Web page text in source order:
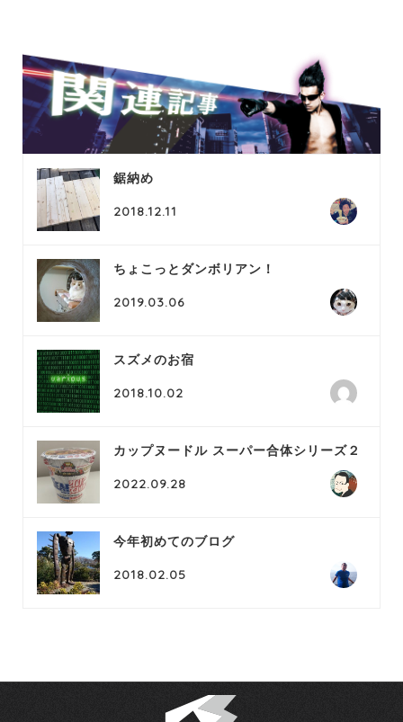
鋸納め
2018.12.11
ちょこっとダンボリアン！
2019.03.06
スズメのお宿
2018.10.02
カップヌードル スーパー合体シリーズ２
2022.09.28
今年初めてのブログ
2018.02.05